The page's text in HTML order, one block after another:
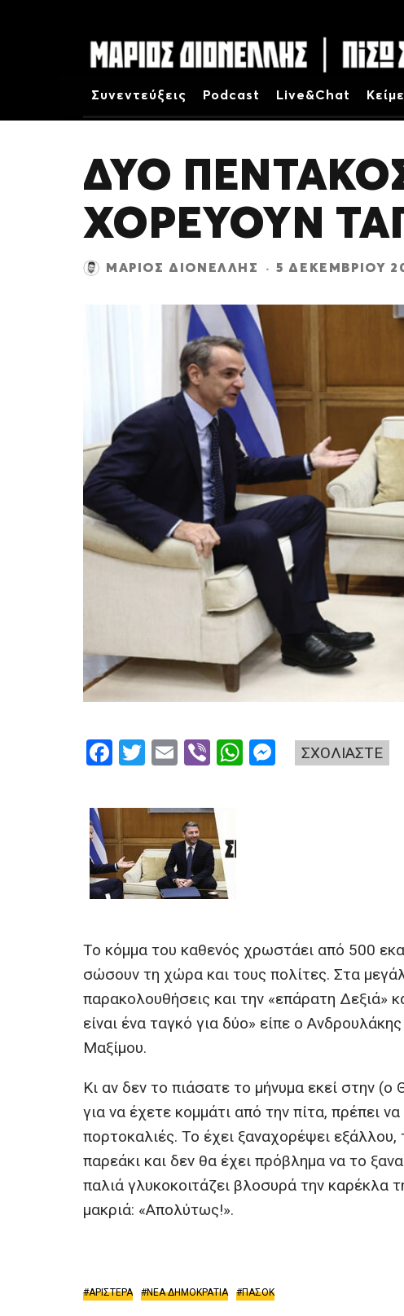
Συνεντεύξεις Podcast Live&Chat
ΔΥΟ
ΧΟΡΕΥΟΥΝ
ΜΆΡΙΟΣ ΔΙΟΝΈΛΛΗΣ · 5 ΔΕΚΕΜΒΡΊΟΥ
ΣΧΟΛΙΑΣΤΕ
F
ce
b
o
o
k
T
tt
er
E
ail
Vi
er
W
Το κόμμα του καθενός χρωστάει από 500
σώσουν τη χώρα και τους πολίτες. Στα
παρακολουθήσεις και την «επάρατη Δεξιά»
είναι ένα ταγκό για δύο» είπε ο
Μαξίμου.
Κι αν δεν το πιάσατε το μήνυμα εκεί στην
για να έχετε κομμάτι από την πίτα, πρέπει
πορτοκαλιές. Το έχει ξαναχορέψει
παρεάκι και δεν θα έχει πρόβλημα να το
παλιά γλυκοκοιτάζει βλοσυρά την
μακριά: «Απολύτως!».
ΑΡΙΣΤΕΡΑ ΝΕΑ ΔΗΜΟΚΡΑΤΙΑ ΠΑΣΟΚ